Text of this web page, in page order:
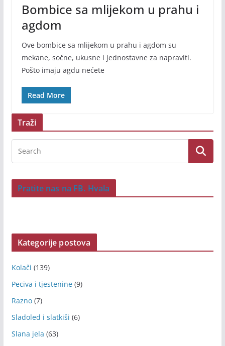
Bombice sa mlijekom u prahu i
agdom
Ove bombice sa mlijekom u prahu i agdom su
mekane, sočne, ukusne i jednostavne za napraviti.
Pošto imaju agdu nećete
Read More
Traži
Pratite nas na FB. Hvala
Kategorije postova
Kolači (139)
Peciva i tjestenine(9)
Razno(7)
Sladoled i slatkiši (6)
Slana jela (63)